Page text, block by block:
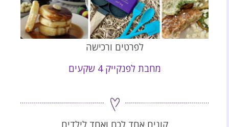
לפרטים ורכישה
מחבת לפנקייק 4 שקעים